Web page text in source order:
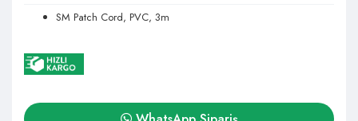
SM Patch Cord, PVC, 3m